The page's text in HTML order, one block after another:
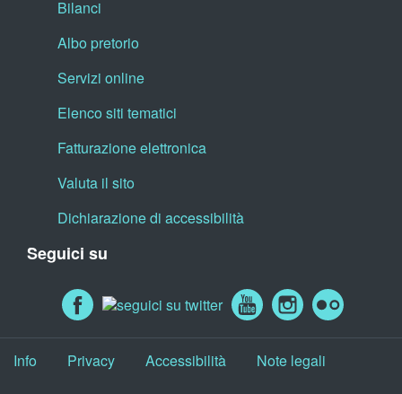
Bilanci
Albo pretorio
Servizi online
Elenco siti tematici
Fatturazione elettronica
Valuta il sito
Dichiarazione di accessibilità
Seguici su
Info Privacy Accessibilità Note legali